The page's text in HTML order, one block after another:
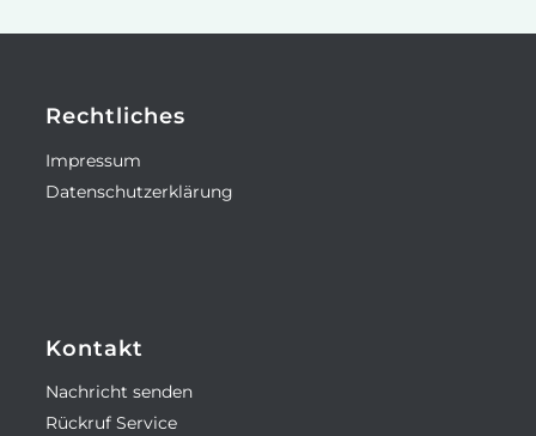
Rechtliches
Impressum
Datenschutzerklärung
Kontakt
Nachricht senden
Rückruf Service